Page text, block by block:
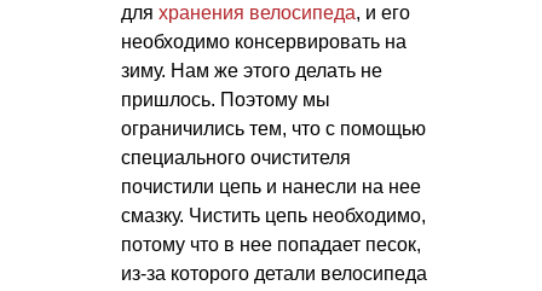
для хранения велосипеда, и его
необходимо консервировать на
зиму. Нам же этого делать не
пришлось. Поэтому мы
ограничились тем, что с помощью
специального очистителя
почистили цепь и нанесли на нее
смазку. Чистить цепь необходимо,
потому что в нее попадает песок,
из-за которого детали велосипеда